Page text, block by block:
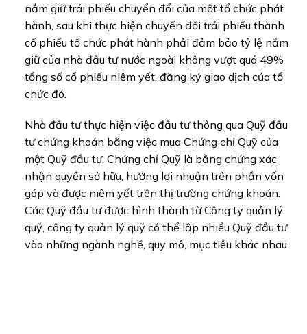
nắm giữ trái phiếu chuyển đổi của một tổ chức phát
hành, sau khi thực hiện chuyển đổi trái phiếu thành
cổ phiếu tổ chức phát hành phải đảm bảo tỷ lệ nắm
giữ của nhà đầu tư nước ngoài không vượt quá 49%
tổng số cổ phiếu niêm yết, đăng ký giao dịch của tổ
chức đó.
Nhà đầu tư thực hiện việc đầu tư thông qua Quỹ đầu
tư chứng khoán bằng việc mua Chứng chỉ Quỹ của
một Quỹ đầu tư. Chứng chỉ Quỹ là bằng chứng xác
nhận quyền sở hữu, hưởng lợi nhuận trên phần vốn
góp và được niêm yết trên thị trường chứng khoán.
Các Quỹ đầu tư được hình thành từ Công ty quản lý
quỹ, công ty quản lý quỹ có thể lập nhiều Quỹ đầu tư
vào những ngành nghề, quy mô, mục tiêu khác nhau.